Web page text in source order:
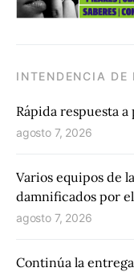
INTENDENCIA DE
Rápida respuesta
agosto 7, 2026
Varios equipos de
damnificados por
agosto 7, 2026
Continúa la